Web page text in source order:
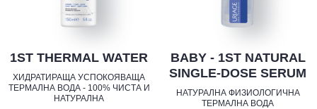
1ST THERMAL WATER
ХИДРАТИРАЩА УСПОКОЯВАЩА
ТЕРМАЛНА ВОДА - 100% ЧИСТА И
НАТУРАЛНА
BABY - 1ST NATURAL
SINGLE-DOSE SERUM
НАТУРАЛНА ФИЗИОЛОГИЧНА
ТЕРМАЛНА ВОДА